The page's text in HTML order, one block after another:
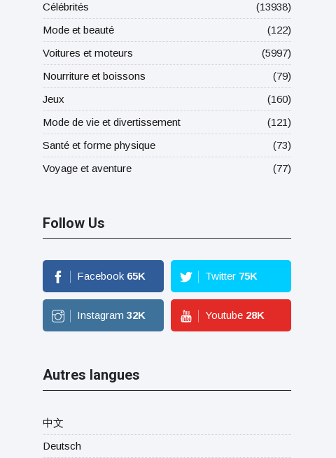
Célébrités
(13938)
Mode et beauté
(122)
Voitures et moteurs
(5997)
Nourriture et boissons
(79)
Jeux
(160)
Mode de vie et divertissement
(121)
Santé et forme physique
(73)
Voyage et aventure
(77)
Follow Us
Facebook 65K Twitter 75K
Instagram 32K Youtube 28K
Autres langues
中文
Deutsch